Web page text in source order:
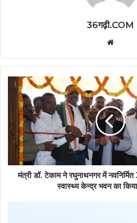
36गढ़ी.COM
मंत्री डॉ. टेकाम ने रघुनाथनगर में
स्वास्थ्य केन्द्र भवन का